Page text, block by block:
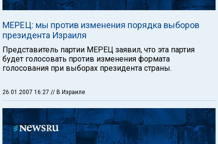
МЕРЕЦ: мы против изменения порядка выборов
президента Израиля
Представитель партии МЕРЕЦ заявил, что эта партия
будет голосовать против изменения формата
голосования при выборах президента страны.
26.01.2007 16:27 // В Израиле